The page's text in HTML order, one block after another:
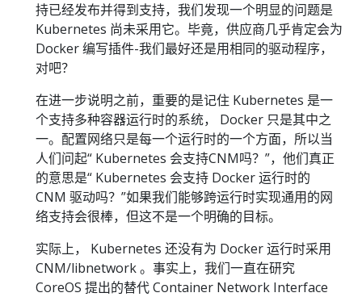
持已经发布并得到支持，我们发现一个明显的问题是
Kubernetes 尚未采用它。毕竟，供应商几乎肯定会为
Docker 编写插件-我们最好还是用相同的驱动程序，
对吧？
在进一步说明之前，重要的是记住 Kubernetes 是一
个支持多种容器运行时的系统， Docker 只是其中之
一。配置网络只是每一个运行时的一个方面，所以当
人们问起“ Kubernetes 会支持CNM吗？”，他们真正
的意思是“ Kubernetes 会支持 Docker 运行时的
CNM 驱动吗？”如果我们能够跨运行时实现通用的网
络支持会很棒，但这不是一个明确的目标。
实际上， Kubernetes 还没有为 Docker 运行时采用
CNM/libnetwork 。事实上，我们一直在研究
CoreOS 提出的替代 Container Network Interface